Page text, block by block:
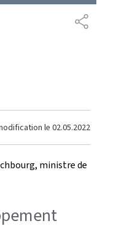
le 02.05.2022
ministre de